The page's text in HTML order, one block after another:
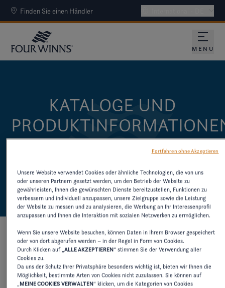
Finden Sie einen Händler
MENU
KATALOGE UND
HERUNTER
2027 2026 2025 2024
Unsere Website verwendet Cookies oder ähnliche Technologien, die von uns
oder unseren Partnern gesetzt werden, um den Betrieb der Website zu
gewährleisten, Ihnen die gewünschten Dienste bereitzustellen, Funktionen zu
verbessern und individuell anzupassen, unsere Zielgruppe sowie die Leistung
der Website zu messen und zu analysieren, die Werbung an Ihr Interessenprofil
anzupassen und Ihnen die Interaktion mit sozialen Netzwerken zu ermöglichen.
Wenn Sie unsere Website besuchen, können Daten in Ihrem Browser gespeichert
oder von dort abgerufen werden – in der Regel in Form von Cookies.
Durch Klicken auf „ALLE AKZEPTIEREN“ stimmen Sie der Verwendung aller
Cookies zu.
Da uns der Schutz Ihrer Privatsphäre besonders wichtig ist, bieten wir Ihnen die
Möglichkeit, bestimmte Arten von Cookies nicht zuzulassen. Sie können auf
„MEINE COOKIES VERWALTEN“ klicken, um die Kategorien von Cookies
Fortfahren ohne Akzeptieren